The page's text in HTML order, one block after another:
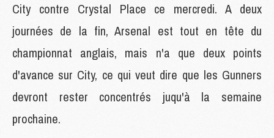
City contre Crystal Place ce mercredi. A deux
journées de la fin, Arsenal est tout en tête du
championnat anglais, mais n'a que deux points
d'avance sur City, ce qui veut dire que les Gunners
devront rester concentrés juqu'à la semaine
prochaine.